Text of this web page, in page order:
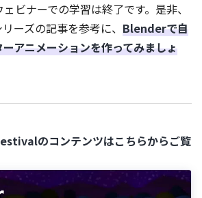
ビナーでの学習は終了です。是非、
ーズの記事を参考に、 Blenderで自
アニメーションを作ってみましょ
のコンテンツはこちらからご覧